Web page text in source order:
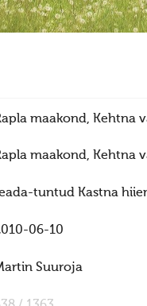
maakond, Kehtna
maakond, Kehtna
tuntud Kastna
06-10
Suuroja